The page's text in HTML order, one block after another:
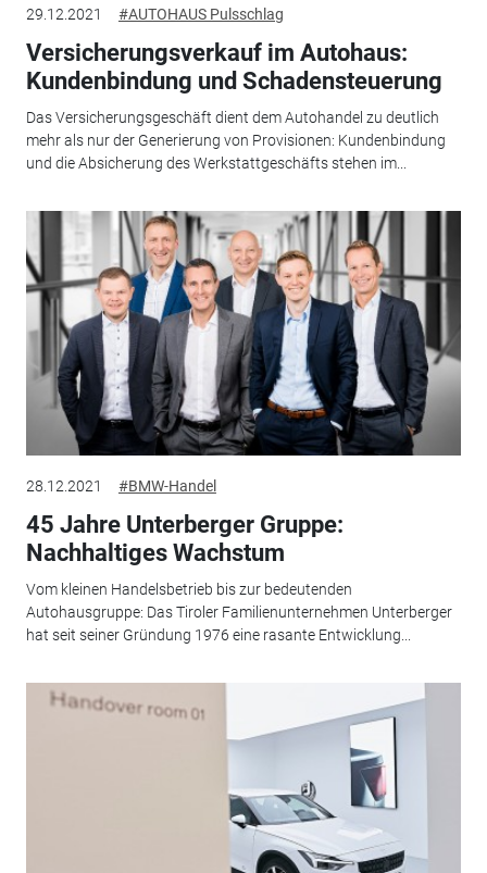
29.12.2021 #AUTOHAUS Pulsschlag
Versicherungsverkauf im Autohaus:
Kundenbindung und Schadensteuerung
Das Versicherungsgeschäft dient dem Autohandel zu deutlich
mehr als nur der Generierung von Provisionen: Kundenbindung
und die Absicherung des Werkstattgeschäfts stehen im...
28.12.2021 #BMW-Handel
45 Jahre Unterberger Gruppe:
Nachhaltiges Wachstum
Vom kleinen Handelsbetrieb bis zur bedeutenden
Autohausgruppe: Das Tiroler Familienunternehmen Unterberger
hat seit seiner Gründung 1976 eine rasante Entwicklung...